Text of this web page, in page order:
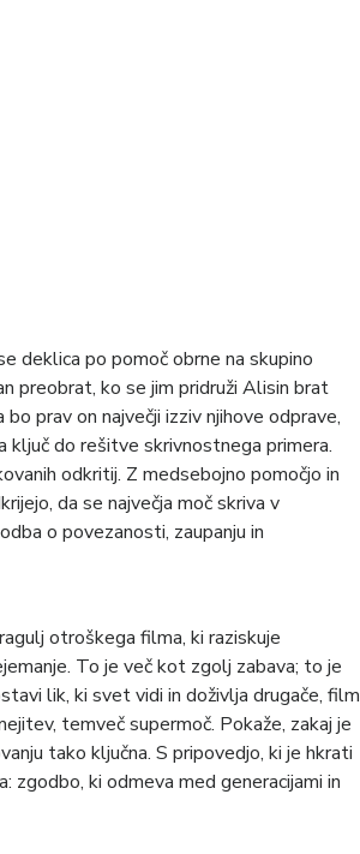
deklica po pomoč obrne na skupino
preobrat, ko se jim pridruži Alisin brat
prav on največji izziv njihove odprave,
ključ do rešitve skrivnostnega primera.
odkritij. Z medsebojno pomočjo in
da se največja moč skriva v
o povezanosti, zaupanju in
otroškega filma, ki raziskuje
To je več kot zgolj zabava; to je
lik, ki svet vidi in doživlja drugače, film
temveč supermoč. Pokaže, zakaj je
tako ključna. S pripovedjo, ki je hkrati
zgodbo, ki odmeva med generacijami in